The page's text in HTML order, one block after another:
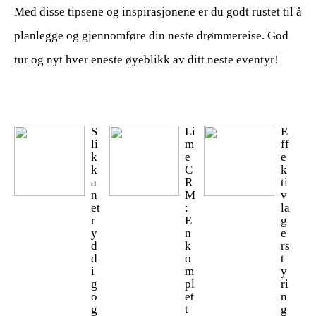
Med disse tipsene og inspirasjonene er du godt rustet til å
planlegge og gjennomføre din neste drømmereise. God
tur og nyt hver eneste øyeblikk av ditt neste eventyr!
S
li
k
k
a
n
et
r
y
d
d
i
g
o
g
Li
m
e
C
R
M
:
E
n
k
o
m
pl
et
t
E
ff
e
k
ti
v
la
g
e
rs
t
y
ri
n
g